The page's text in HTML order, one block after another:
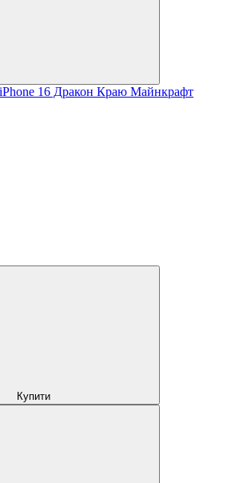
16 Дракон Краю Майнкрафт
Купити